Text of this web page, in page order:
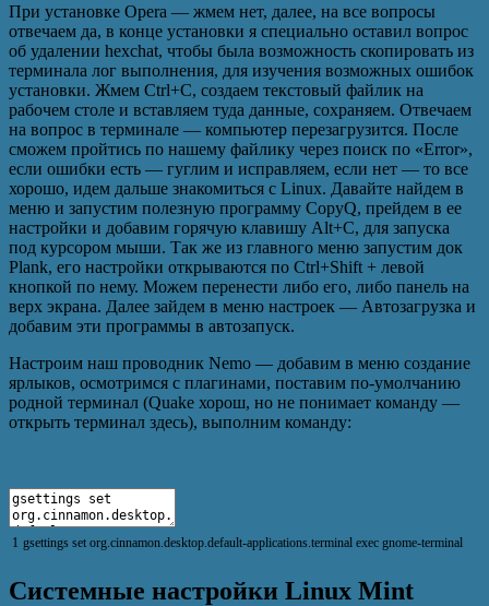
При установке Opera — жмем нет, далее, на все вопросы
отвечаем да, в конце установки я специально оставил вопрос
об удалении hexchat, чтобы была возможность скопировать из
терминала лог выполнения, для изучения возможных ошибок
установки. Жмем Ctrl+C, создаем текстовый файлик на
рабочем столе и вставляем туда данные, сохраняем. Отвечаем
на вопрос в терминале — компьютер перезагрузится. После
сможем пройтись по нашему файлику через поиск по «Error»,
если ошибки есть — гуглим и исправляем, если нет — то все
хорошо, идем дальше знакомиться с Linux. Давайте найдем в
меню и запустим полезную программу СopyQ, прейдем в ее
настройки и добавим горячую клавишу Alt+C, для запуска
под курсором мыши. Так же из главного меню запустим док
Plank, его настройки открываются по Ctrl+Shift + левой
кнопкой по нему. Можем перенести либо его, либо панель на
верх экрана. Далее зайдем в меню настроек — Автозагрузка и
добавим эти программы в автозапуск.
Настроим наш проводник Nemo — добавим в меню создание
ярлыков, осмотримся с плагинами, поставим по-умолчанию
родной терминал (Quake хорош, но не понимает команду —
открыть терминал здесь), выполним команду:
1 gsettings set org cinnamon desktop default-applications terminal exec gnome-terminal
Системные настройки Linux Mint